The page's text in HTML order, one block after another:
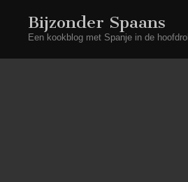
Bijzonder Spaans
Een kookblog met Spanje in de hoofdrol